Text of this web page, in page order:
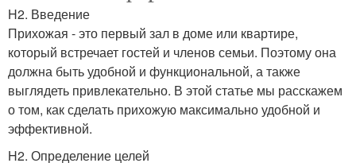
H2. Введение
Прихожая - это первый зал в доме или квартире,
который встречает гостей и членов семьи. Поэтому она
должна быть удобной и функциональной, а также
выглядеть привлекательно. В этой статье мы расскажем
о том, как сделать прихожую максимально удобной и
эффективной.
H2. Определение целей